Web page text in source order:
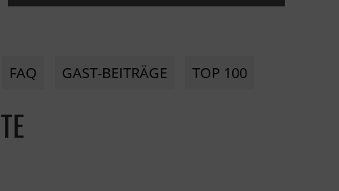
FAQ GAST-BEITRÄGE TOP 100